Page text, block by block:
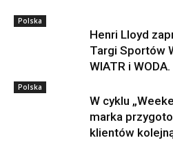
Polska
Henri Lloyd
Targi Sportów
WIATR i WODA.
Polska
W cyklu
marka
klientów